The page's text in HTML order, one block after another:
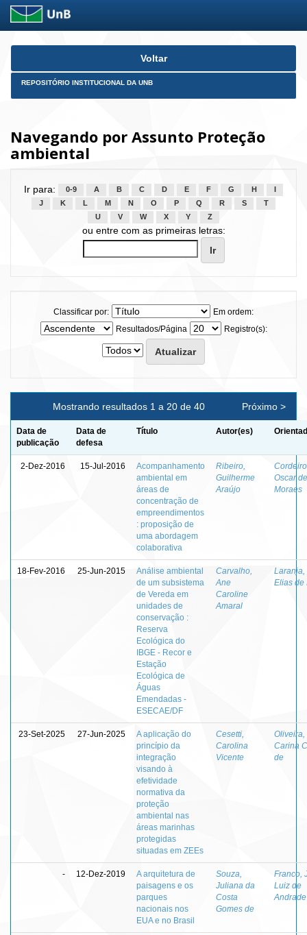
Skip
Voltar
REPOSITÓRIO INSTITUCIONAL DA UNB
Navegando por Assunto Proteção
ambiental
Ir para: 0-9 A B C D E F G H
J
K L M N O P Q R S
T
U
V W X Y Z
ou entre com as primeiras letras:
Classificar por:
Em ordem:
Resultados/Página
Registro(s):
Mostrando resultados 1 a 20 de 40 Próximo >
Data de
publicação
Data de
defesa
Título Autor(es)
2-Dez-2016 15-Jul-2016
Acompanhamento
ambiental em
áreas de
concentração de
empreendimentos
: proposição de
uma abordagem
colaborativa
Ribeiro,
Guilherme
Araújo
Oscar de
Moraes
18-Fev-2016 25-Jun-2015
Análise ambiental
de um subsistema
de Vereda em
unidades de
conservação :
Reserva
Ecológica do
IBGE - Recor e
Estação
Ecológica de
Águas
Emendadas -
ESECAE/DF
Carvalho,
Ane
Caroline
Amaral
Laranja,
Elias de
23-Set-2025 27-Jun-2025
A aplicação do
princípio da
integração
visando à
efetividade
normativa da
proteção
ambiental nas
áreas marinhas
protegidas
situadas em ZEEs
Cesetti,
Carolina
Vicente
Oliveira,
Carina
de
- 12-Dez-2019
A arquitetura de
paisagens e os
parques
nacionais nos
EUA e no Brasil
Souza,
Juliana da
Costa
Gomes de
Franco,
Luiz de
Andrade